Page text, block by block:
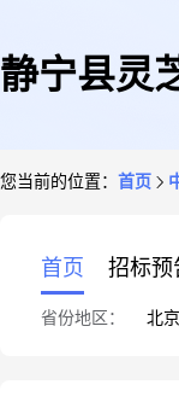
静宁县灵
您当前的位置： 首页
首页 招标预
省份地区： 北京